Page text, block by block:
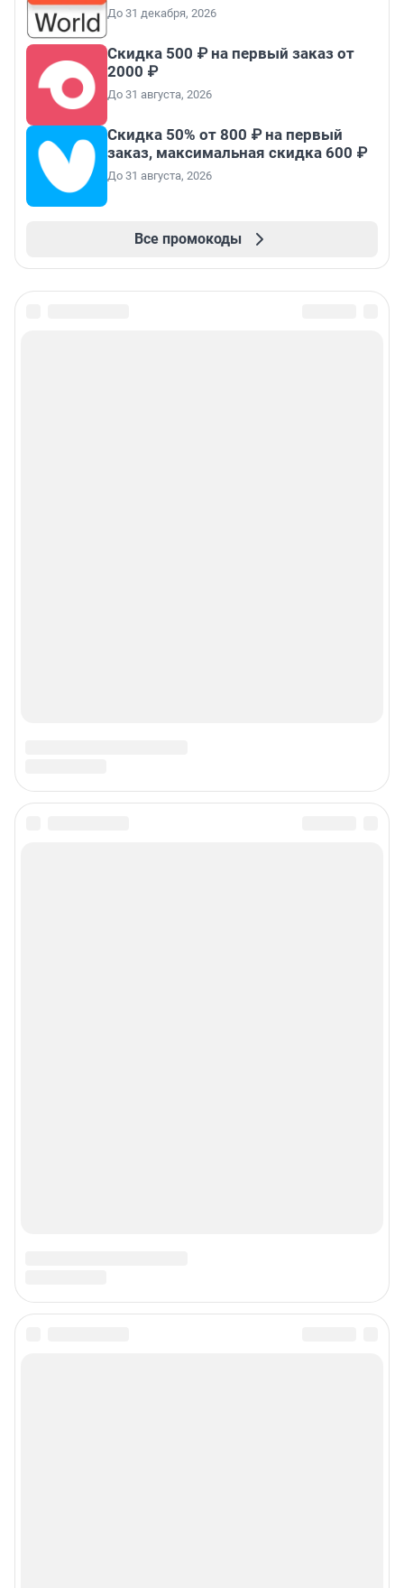
До 31 декабря, 2026
Скидка 500 ₽ на первый заказ от
2000 ₽
До 31 августа, 2026
Скидка 50% от 800 ₽ на первый
заказ, максимальная скидка 600 ₽
До 31 августа, 2026
Все промокоды